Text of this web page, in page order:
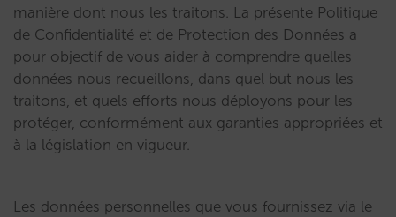
manière dont nous les traitons. La présente Politique
de Confidentialité et de Protection des Données a
pour objectif de vous aider à comprendre quelles
données nous recueillons, dans quel but nous les
traitons, et quels efforts nous déployons pour les
protéger, conformément aux garanties appropriées et
à la législation en vigueur.
Les données personnelles que vous fournissez via le